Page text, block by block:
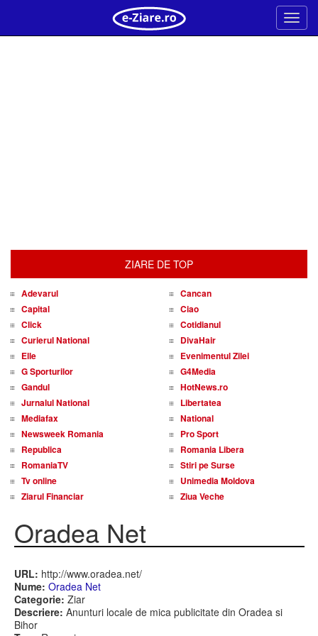
Meniu
ZIARE DE TOP
Adevarul
Cancan
Capital
Ciao
Click
Cotidianul
Curierul National
DivaHair
Elle
Evenimentul Zilei
G Sporturilor
G4Media
Gandul
HotNews.ro
Jurnalul National
Libertatea
Mediafax
National
Newsweek Romania
Pro Sport
Republica
Romania Libera
RomaniaTV
Stiri pe Surse
Tv online
Unimedia Moldova
Ziarul Financiar
Ziua Veche
Oradea Net
URL: http://www.oradea.net/
Nume: Oradea Net
Categorie: Ziar
Descriere: Anunturi locale de mica publicitate din Oradea si
Bihor